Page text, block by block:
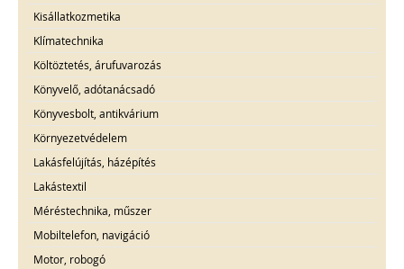
Kisállatkozmetika
Klímatechnika
Költöztetés, árufuvarozás
Könyvelő, adótanácsadó
Könyvesbolt, antikvárium
Környezetvédelem
Lakásfelújítás, házépítés
Lakástextil
Méréstechnika, műszer
Mobiltelefon, navigáció
Motor, robogó